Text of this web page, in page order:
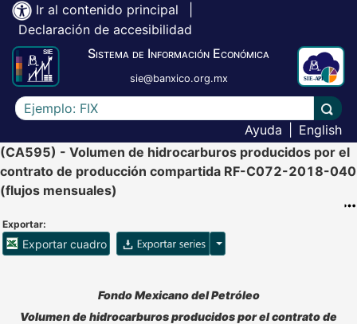
Ir al contenido principal
Declaración de accesibilidad
Sistema de Información Económica
sie@banxico.org.mx
Escriba el texto a buscar
Ayuda
English
(CA595) - Volumen de hidrocarburos producidos por el
contrato de producción compartida RF-C072-2018-040
(flujos mensuales)
Exportar:
Exportar cuadro Opciones para exportar
Accesibilidad de Cuadros Analíticos, al exportar el cuadro
Fondo Mexicano del Petróleo
Volumen de hidrocarburos producidos por el contrato de